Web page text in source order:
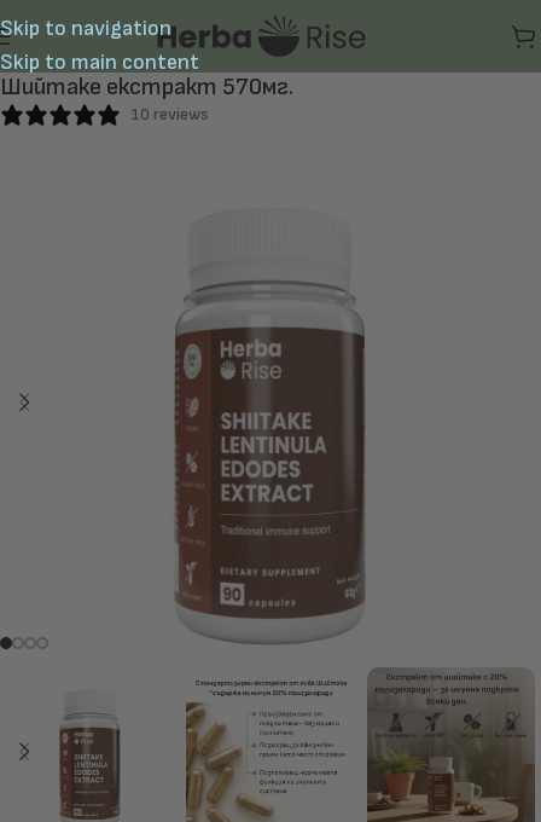
Skip to navigation
Skip to main content
Шийтаке екстракт 570мг.
10 reviews